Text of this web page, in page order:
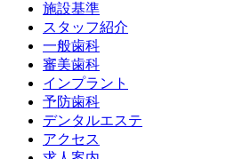
施設基準
スタッフ紹介
一般歯科
審美歯科
インプラント
予防歯科
デンタルエステ
アクセス